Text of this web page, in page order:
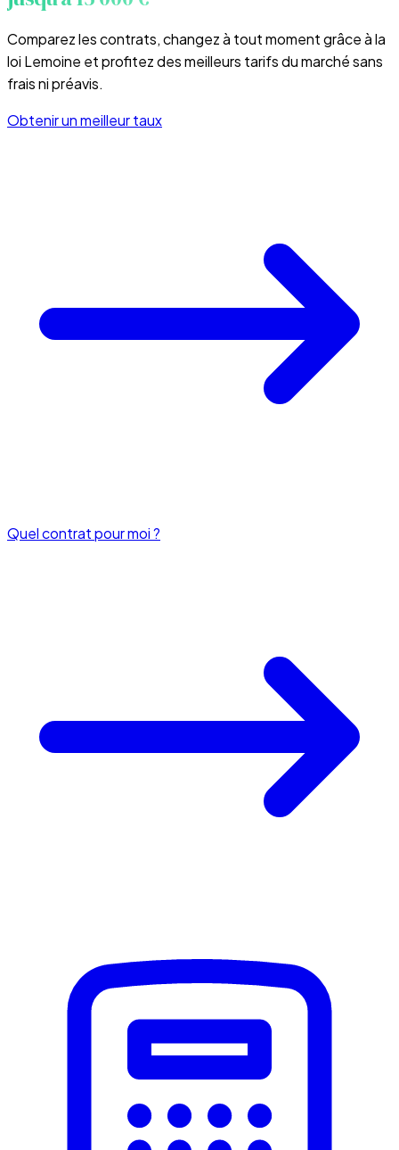
Comparez les contrats, changez à tout moment grâce à la
loi Lemoine et profitez des meilleurs tarifs du marché sans
frais ni préavis.
Obtenir un meilleur taux
Quel contrat pour moi ?